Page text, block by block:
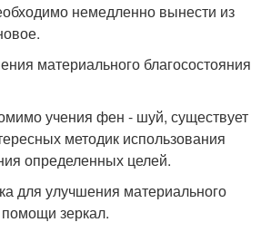
немедленно вынести из
материального благосостояния
учения фен - шуй, существует
методик использования
определенных целей.
для улучшения материального
зеркал.